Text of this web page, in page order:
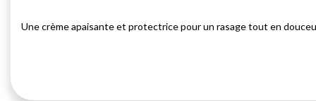
Une crème apaisante et protectrice pour un rasage tout en